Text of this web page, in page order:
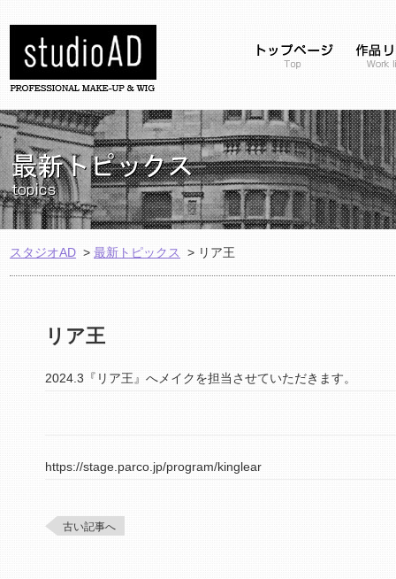
スタジオAD > 最新トピックス > リア王
リア王
2024.3『リア王』へメイクを担当させていただきます。
https://stage.parco.jp/program/kinglear
古い記事へ